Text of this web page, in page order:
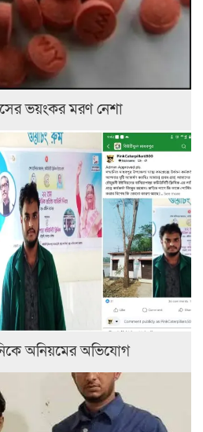
ভয়ংকর মরণ নেশা
অনিয়মের অভিযোগ